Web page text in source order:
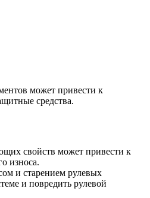
может привести к
средства.
свойств может привести к
износа.
и старением рулевых
и повредить рулевой